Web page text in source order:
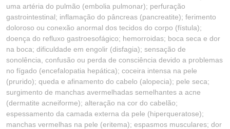
uma artéria do pulmão (embolia pulmonar); perfuração
gastrointestinal; inflamação do pâncreas (pancreatite); ferimento
doloroso ou conexão anormal dos tecidos do corpo (fístula);
doença do refluxo gastroesofágico; hemorroidas; boca seca e dor
na boca; dificuldade em engolir (disfagia); sensação de
sonolência, confusão ou perda de consciência devido a problemas
no fígado (encefalopatia hepática); coceira intensa na pele
(prurido); queda e afinamento do cabelo (alopecia); pele seca;
surgimento de manchas avermelhadas semelhantes a acne
(dermatite acneiforme); alteração na cor do cabelão;
espessamento da camada externa da pele (hiperqueratose);
manchas vermelhas na pele (eritema); espasmos musculares; dor